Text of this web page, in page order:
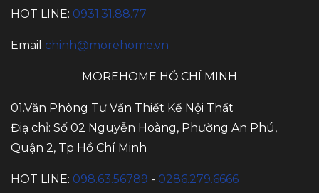
HOT LINE: 0931.31.88.77
Email chinh@morehome.vn
MOREHOME HỒ CHÍ MINH
01.Văn Phòng Tư Vấn Thiết Kế Nội Thất
Điạ chỉ: Số 02 Nguyễn Hoàng, Phường An Phú,
Quận 2, Tp Hồ Chí Minh
HOT LINE: 098.63.56789 - 0286.279.6666